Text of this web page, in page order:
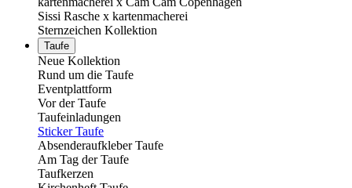
Sissi Rasche x kartenmacherei
Sternzeichen Kollektion
Taufe
Neue Kollektion
Rund um die Taufe
Eventplattform
Vor der Taufe
Taufeinladungen
Sticker Taufe
Absenderaufkleber Taufe
Am Tag der Taufe
Taufkerzen